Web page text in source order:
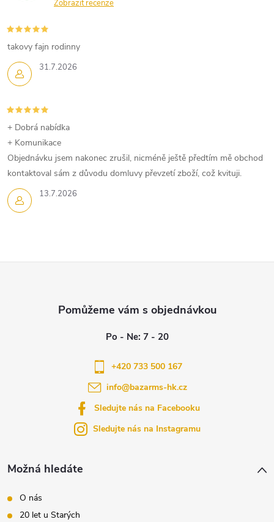
v
k
y
v
ý
p
i
s
Zobrazit recenze
31.7.2026
takovy fajn rodinny
13.7.2026
+ Dobrá nabídka
+ Komunikace
Objednávku jsem nakonec zrušil, nicméně ještě předtím mě obchod
kontaktoval sám z důvodu domluvy převzetí zboží, což kvituji.
Možná hledáte
O nás
20 let u Starých
info@bazarms-hk.cz
+420 733 500 167
Sledujte nás na Facebooku
Sledujte nás na Instagramu